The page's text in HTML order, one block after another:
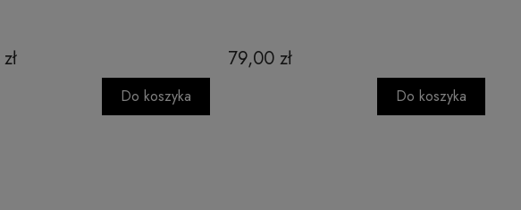
Do koszyka
79,00 zł
Do koszyka